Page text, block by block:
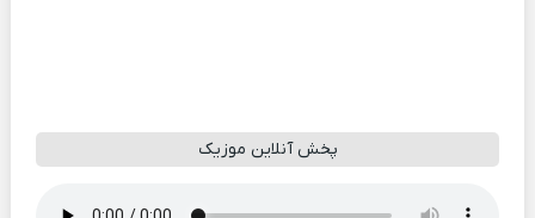
پخش آنلاین موزیک